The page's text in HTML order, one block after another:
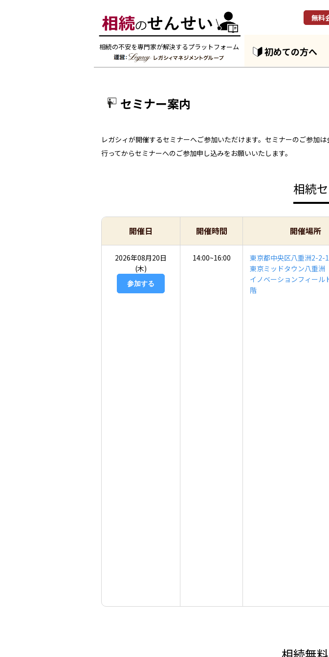
相続の不安を専門家が解決するプラットフォーム
無料
初めての方へ
セミナー案内
レガシィが開催するセミナーへご参加いただけます。セミナーのご参加
行ってからセミナーへのご参加申し込みをお願いいたします。
相続
開催日 開催時間 開催場所
2026年08月20日
(木)
参加する
14:00~16:00
東京都中央区八重洲2-2-1
東京ミッドタウン八重洲
イノベーションフィール
階